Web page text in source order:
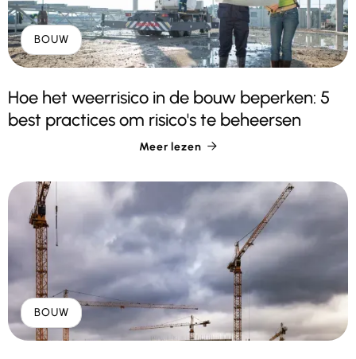
BOUW
Hoe het weerrisico in de bouw beperken: 5
best practices om risico's te beheersen
Meer lezen 
BOUW